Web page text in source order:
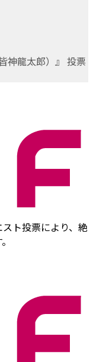
神龍太郎）』 投票
ト投票により、絶